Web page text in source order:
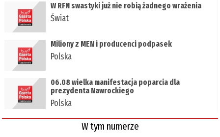
W RFN swastyki już nie robią żadnego wrażenia
Świat
Miliony z MEN i producenci podpasek
Polska
06.08 wielka manifestacja poparcia dla
prezydenta Nawrockiego
Polska
W tym numerze